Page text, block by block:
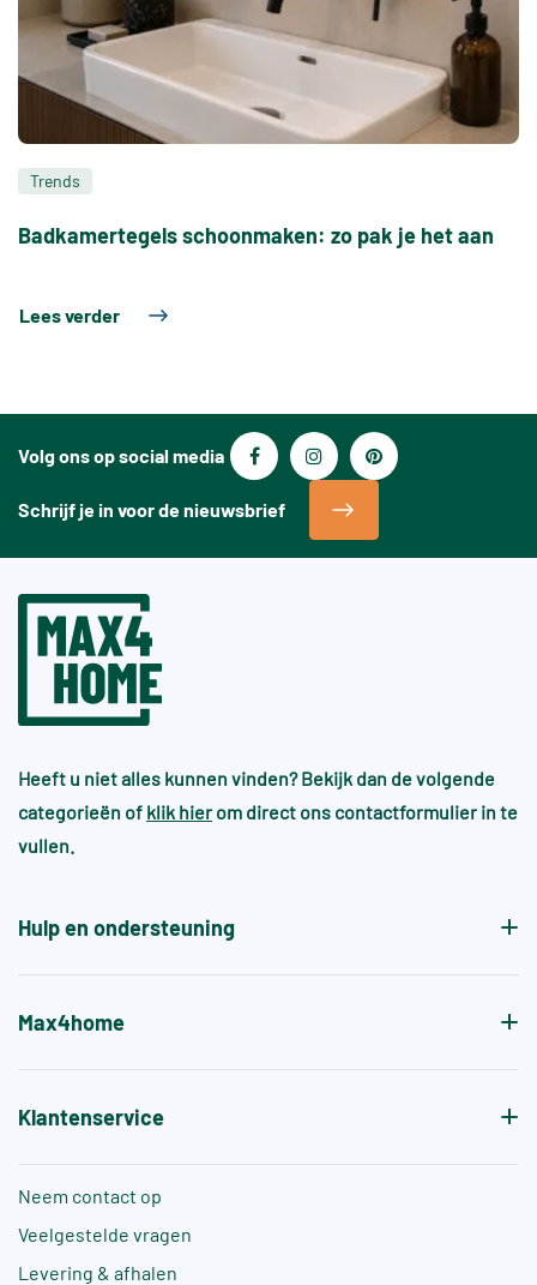
Trends
Badkamertegels schoonmaken: zo pak je het aan
Lees verder
Volg ons op social media
Schrijf je in voor de nieuwsbrief
Heeft u niet alles kunnen vinden? Bekijk dan de volgende
categorieën of klik hier om direct ons contactformulier in te
vullen.
Hulp en ondersteuning
Max4home
Klantenservice
Neem contact op
Veelgestelde vragen
Levering & afhalen